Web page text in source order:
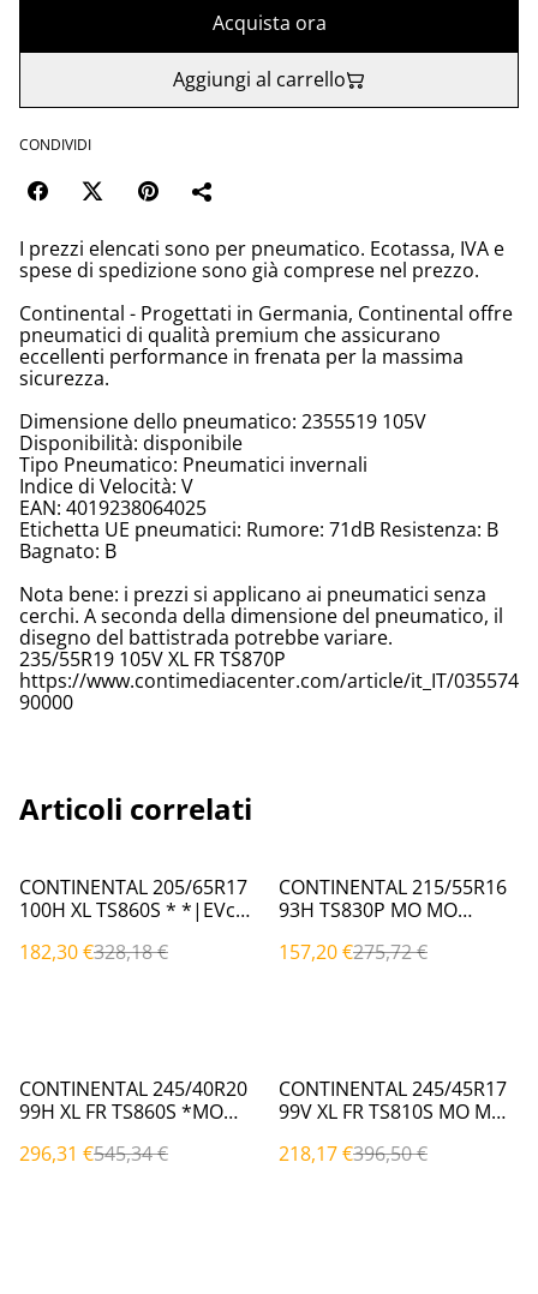
Acquista ora
Aggiungi al carrello
CONDIVIDI
I prezzi elencati sono per pneumatico. Ecotassa, IVA e
spese di spedizione sono già comprese nel prezzo.
Continental - Progettati in Germania, Continental offre
pneumatici di qualità premium che assicurano
eccellenti performance in frenata per la massima
sicurezza.
Dimensione dello pneumatico: 2355519 105V
Disponibilità: disponibile
Tipo Pneumatico: Pneumatici invernali
Indice di Velocità: V
EAN: 4019238064025
Etichetta UE pneumatici: Rumore: 71dB Resistenza: B
Bagnato: B
Nota bene: i prezzi si applicano ai pneumatici senza
cerchi. A seconda della dimensione del pneumatico, il
disegno del battistrada potrebbe variare.
235/55R19 105V XL FR TS870P
https://www.contimediacenter.com/article/it_IT/035574
90000
Articoli correlati
%
CONTINENTAL 205/65R17
100H XL TS860S * *|EVc
182,30 €328,18 €
%
CONTINENTAL 215/55R16
93H TS830P MO MO
157,20 €275,72 €
%
CONTINENTAL 245/40R20
99H XL FR TS860S *MO
296,31 €545,34 €
%
CONTINENTAL 245/45R17
99V XL FR TS810S MO MO
218,17 €396,50 €